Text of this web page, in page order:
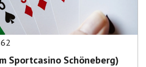
62
Sportcasino Schöneberg)